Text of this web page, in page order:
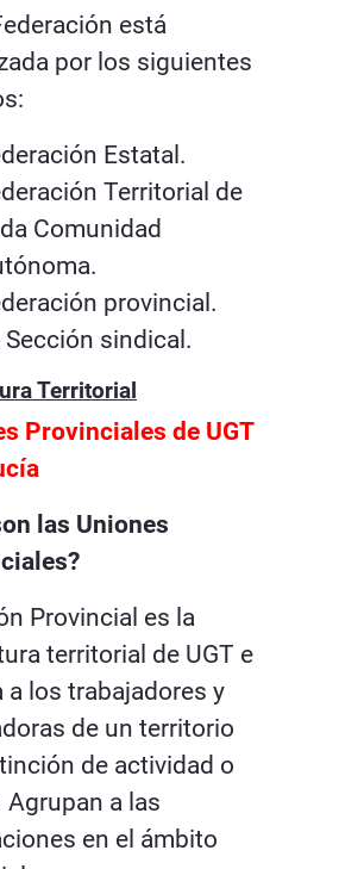
está
por los siguientes
Estatal.
Territorial de
Comunidad
provincial.
Sección sindical.
Territorial
Provinciales de UGT
las Uniones
Provincial es la
territorial de UGT e
a los trabajadores y
de un territorio
de actividad o
Agrupan a las
en el ámbito